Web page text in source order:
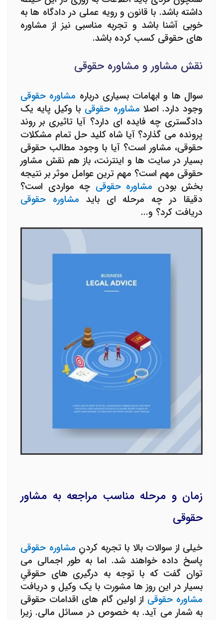
داشته باشد. با قانون و رویه عملی در دادگاه ها به
خوبی آشنا باشد و تجربه مناسبی نیز از مشاوره
های حقوقی کسب کرده باشد.
نقش مشاور و مشاوره حقوقی
سوال ها و ابهامات بسیاری درباره مشاوره حقوقی
وجود دارد. اصلا مشاوره حقوقی با وکیل پایه یک
دادگستری چه فایده ای دارد؟ آیا تاثیری بر روند
پرونده می گذارد؟ آیا شاه کلید حل تمام مشکلات
حقوقی، مشاور است؟ آیا با وجود مطالب حقوقی
بسیار در سایت ها و اینترنت، باز هم نقش مشاور
حقوقی مهم است؟ مهم ترین عوامل موثر بر نتیجه
بخش بودن مشاوره حقوقی چه مواردی است؟
دقیقا در چه مرحله ای باید مشاوره حقوقی
دریافت کرد؟ و...
زمان و مرحله مناسب مراجعه به مشاور
حقوقی
خیلی از سوالات بالا با تجربه کردنِ مشاوره حقوقی
پاسخ داده خواهند شد. اما به طور اجمالی می
توان گفت که با توجه به درگیری های حقوقیِ
بسیار در این روز ها مشورت با یک وکیل و دریافت
مشاوره حقوقی از اولین گام های اقدامات حقوقی
به شمار می آید. به خصوص در مسائل مالی. زیرا